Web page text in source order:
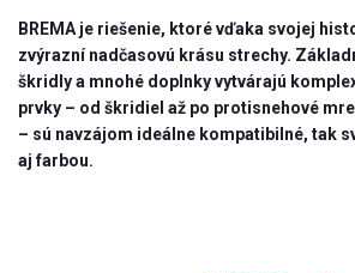
BREMA je riešenie, ktoré vďaka svojej
zvýrazní nadčasovú krásu strechy.
škridly a mnohé doplnky vytvárajú
prvky – od škridiel až po protisnehové
– sú navzájom ideálne kompatibilné, tak
aj farbou.